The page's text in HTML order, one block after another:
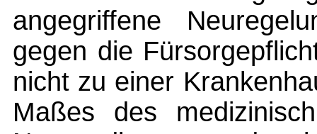
angegriffene
gegen die
nicht zu einer
Maßes des